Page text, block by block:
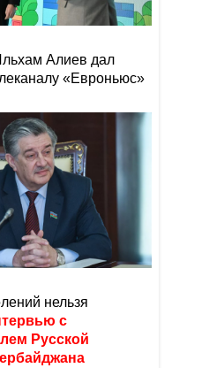
Алиев дал
«Евроньюс»
нельзя
с
Русской